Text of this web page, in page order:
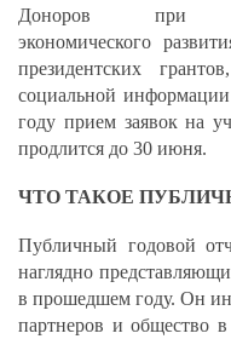
Доноров при
экономического
президентских
социальной
году прием заявок на
продлится до 30 июня.
ЧТО ТАКОЕ
Публичный годовой
наглядно
в прошедшем году. Он
партнеров и общество